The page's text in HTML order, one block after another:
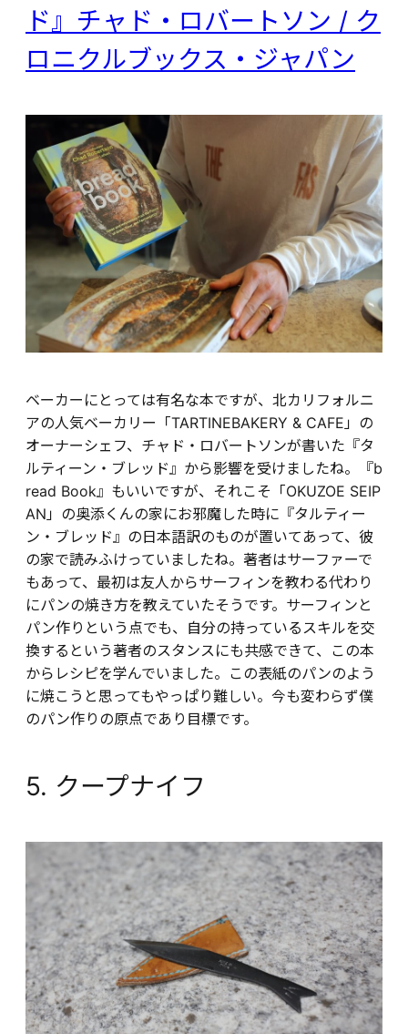
ド』チャド・ロバートソン / ク
ロニクルブックス・ジャパン
ベーカーにとっては有名な本ですが、北カリフォルニ
アの人気ベーカリー「TARTINEBAKERY & CAFE」の
オーナーシェフ、チャド・ロバートソンが書いた『タ
ルティーン・ブレッド』から影響を受けましたね。『b
read Book』もいいですが、それこそ「OKUZOE SEIP
AN」の奥添くんの家にお邪魔した時に『タルティー
ン・ブレッド』の日本語訳のものが置いてあって、彼
の家で読みふけっていましたね。著者はサーファーで
もあって、最初は友人からサーフィンを教わる代わり
にパンの焼き方を教えていたそうです。サーフィンと
パン作りという点でも、自分の持っているスキルを交
換するという著者のスタンスにも共感できて、この本
からレシピを学んでいました。この表紙のパンのよう
に焼こうと思ってもやっぱり難しい。今も変わらず僕
のパン作りの原点であり目標です。
5. クープナイフ